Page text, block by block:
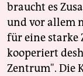
braucht es
und vor allem
für eine starke
kooperiert
Zentrum". Die